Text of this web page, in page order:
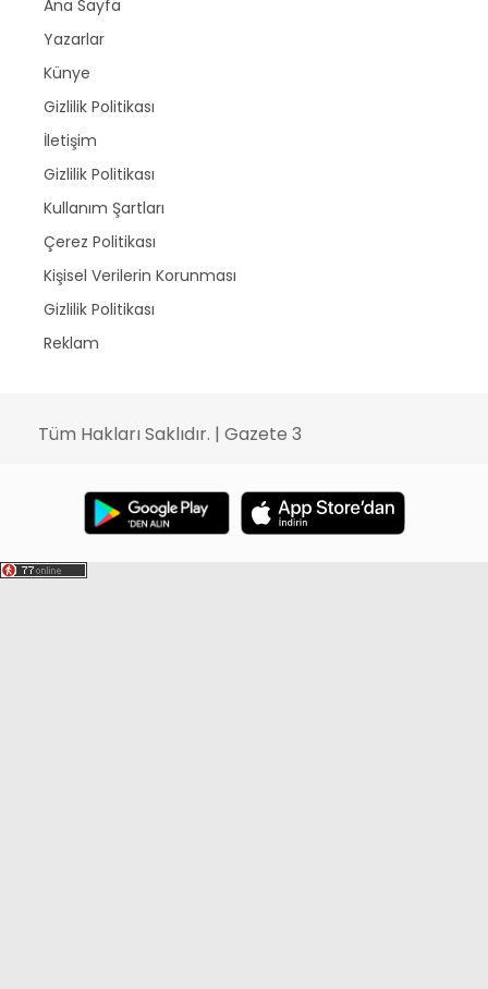
Ana Sayfa
Yazarlar
Künye
Gizlilik Politikası
İletişim
Gizlilik Politikası
Kullanım Şartları
Çerez Politikası
Kişisel Verilerin Korunması
Gizlilik Politikası
Reklam
Tüm Hakları Saklıdır. | Gazete 3